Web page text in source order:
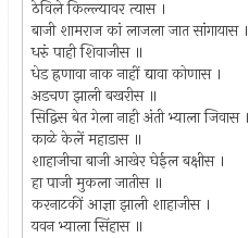
ठेविले किल्ल्यावर त्यास ।
बाजी शामराज कां लाजला जात सांगायास ।
धरुं पाही शिवाजीस ॥
धेड ह्रणावा नाक नाहीं द्यावा कोणास ।
अडचण झाली बखरीस ॥
सिद्विस बेत गेला नाही अंती भ्याला जिवास ।
काळे केलें महाडास ॥
शाहाजीचा बाजी आखेर घेईल बक्षीस ।
हा पाजी मुकला जातीस ॥
करनाटकीं आज्ञा झाली शाहाजीस ।
यवन भ्याला सिंहास ॥